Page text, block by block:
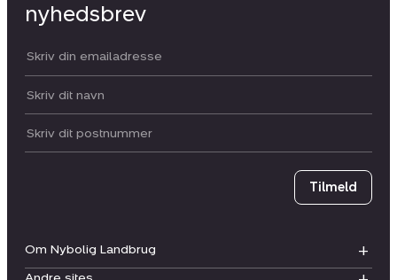
Om Nybolig Landbrug
nyhedsbrev
Din email:
Dit navn:
Postnummer
Tilmeld